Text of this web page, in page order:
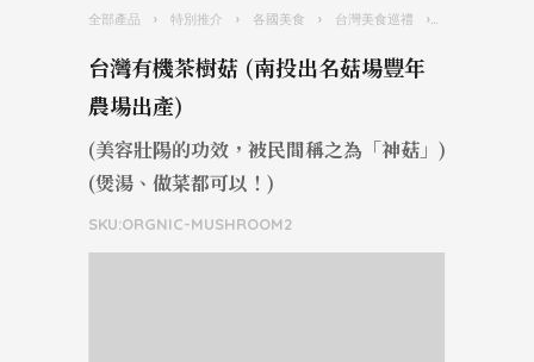
全部產品 › 特別推介 › 各國美食 › 台灣美食巡禮 ›
‎台灣有機茶樹菇 (南投出名菇場豐年
農場出產)
(美容壯陽的功效，被民間稱之為「神菇」)
(煲湯、做菜都可以！)
SKU:ORGNIC-MUSHROOM2